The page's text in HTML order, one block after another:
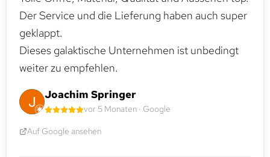
Der Service und die Lieferung haben auch super
geklappt.
Dieses galaktische Unternehmen ist unbedingt
weiter zu empfehlen.
Joachim Springer
vor 5 Monaten · Google
Auf Google ansehen